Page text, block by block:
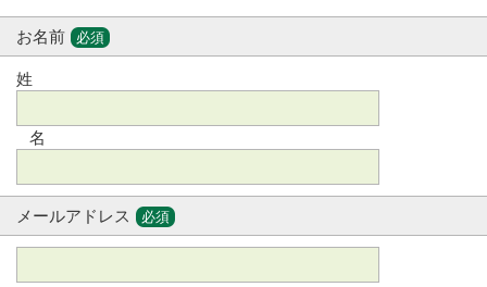
お名前 必須
姓
名
メールアドレス 必須